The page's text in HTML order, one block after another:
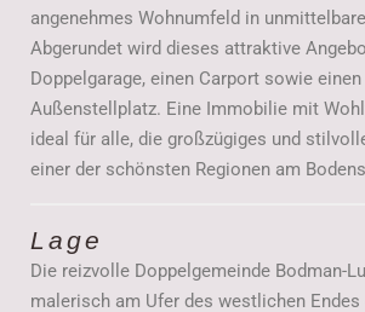
angenehmes Wohnumfeld in
Abgerundet wird dieses attraktive
Doppelgarage, einen Carport sowie
Außenstellplatz. Eine Immobilie mit
ideal für alle, die großzügiges und
einer der schönsten Regionen am
Lage
Die reizvolle Doppelgemeinde Bodman-
malerisch am Ufer des westlichen Endes